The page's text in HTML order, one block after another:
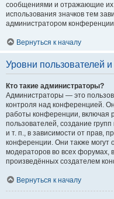
сообщениями и отражающие
использования значков тем
администратором
Вернуться к началу
Уровни пользователей
Кто такие администраторы?
Администраторы — это
контроля над конференцией.
работы конференции, включая
пользователей, создание
и т. п., в зависимости от прав,
конференции. Они также могут
модераторов во всех форумах,
произведённых создателем
Вернуться к началу